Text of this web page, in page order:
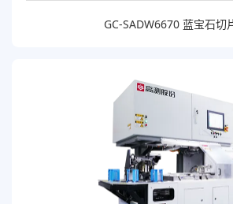
GC-SADW6670 蓝宝石切